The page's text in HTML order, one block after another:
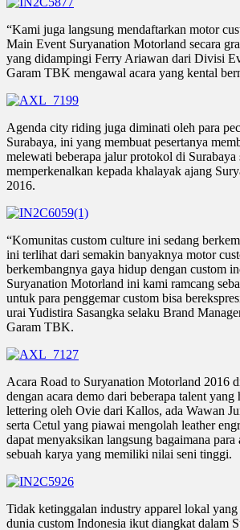
“Kami juga langsung mendaftarkan motor
Main Event Suryanation Motorland secara
yang didampingi Ferry Ariawan dari Divisi
Garam TBK mengawal acara yang kental
Agenda city riding juga diminati oleh para
Surabaya, ini yang membuat pesertanya
melewati beberapa jalur protokol di Surabaya
memperkenalkan kepada khalayak ajang
2016.
“Komunitas custom culture ini sedang
ini terlihat dari semakin banyaknya motor
berkembangnya gaya hidup dengan custom
Suryanation Motorland ini kami ramcang
untuk para penggemar custom bisa
urai Yudistira Sasangka selaku Brand
Garam TBK.
Acara Road to Suryanation Motorland 2016
dengan acara demo dari beberapa talent yang
lettering oleh Ovie dari Kallos, ada Wawan
serta Cetul yang piawai mengolah leather
dapat menyaksikan langsung bagaimana para
sebuah karya yang memiliki nilai seni tinggi.
Tidak ketinggalan industry apparel lokal yang
dunia custom Indonesia ikut diangkat dalam